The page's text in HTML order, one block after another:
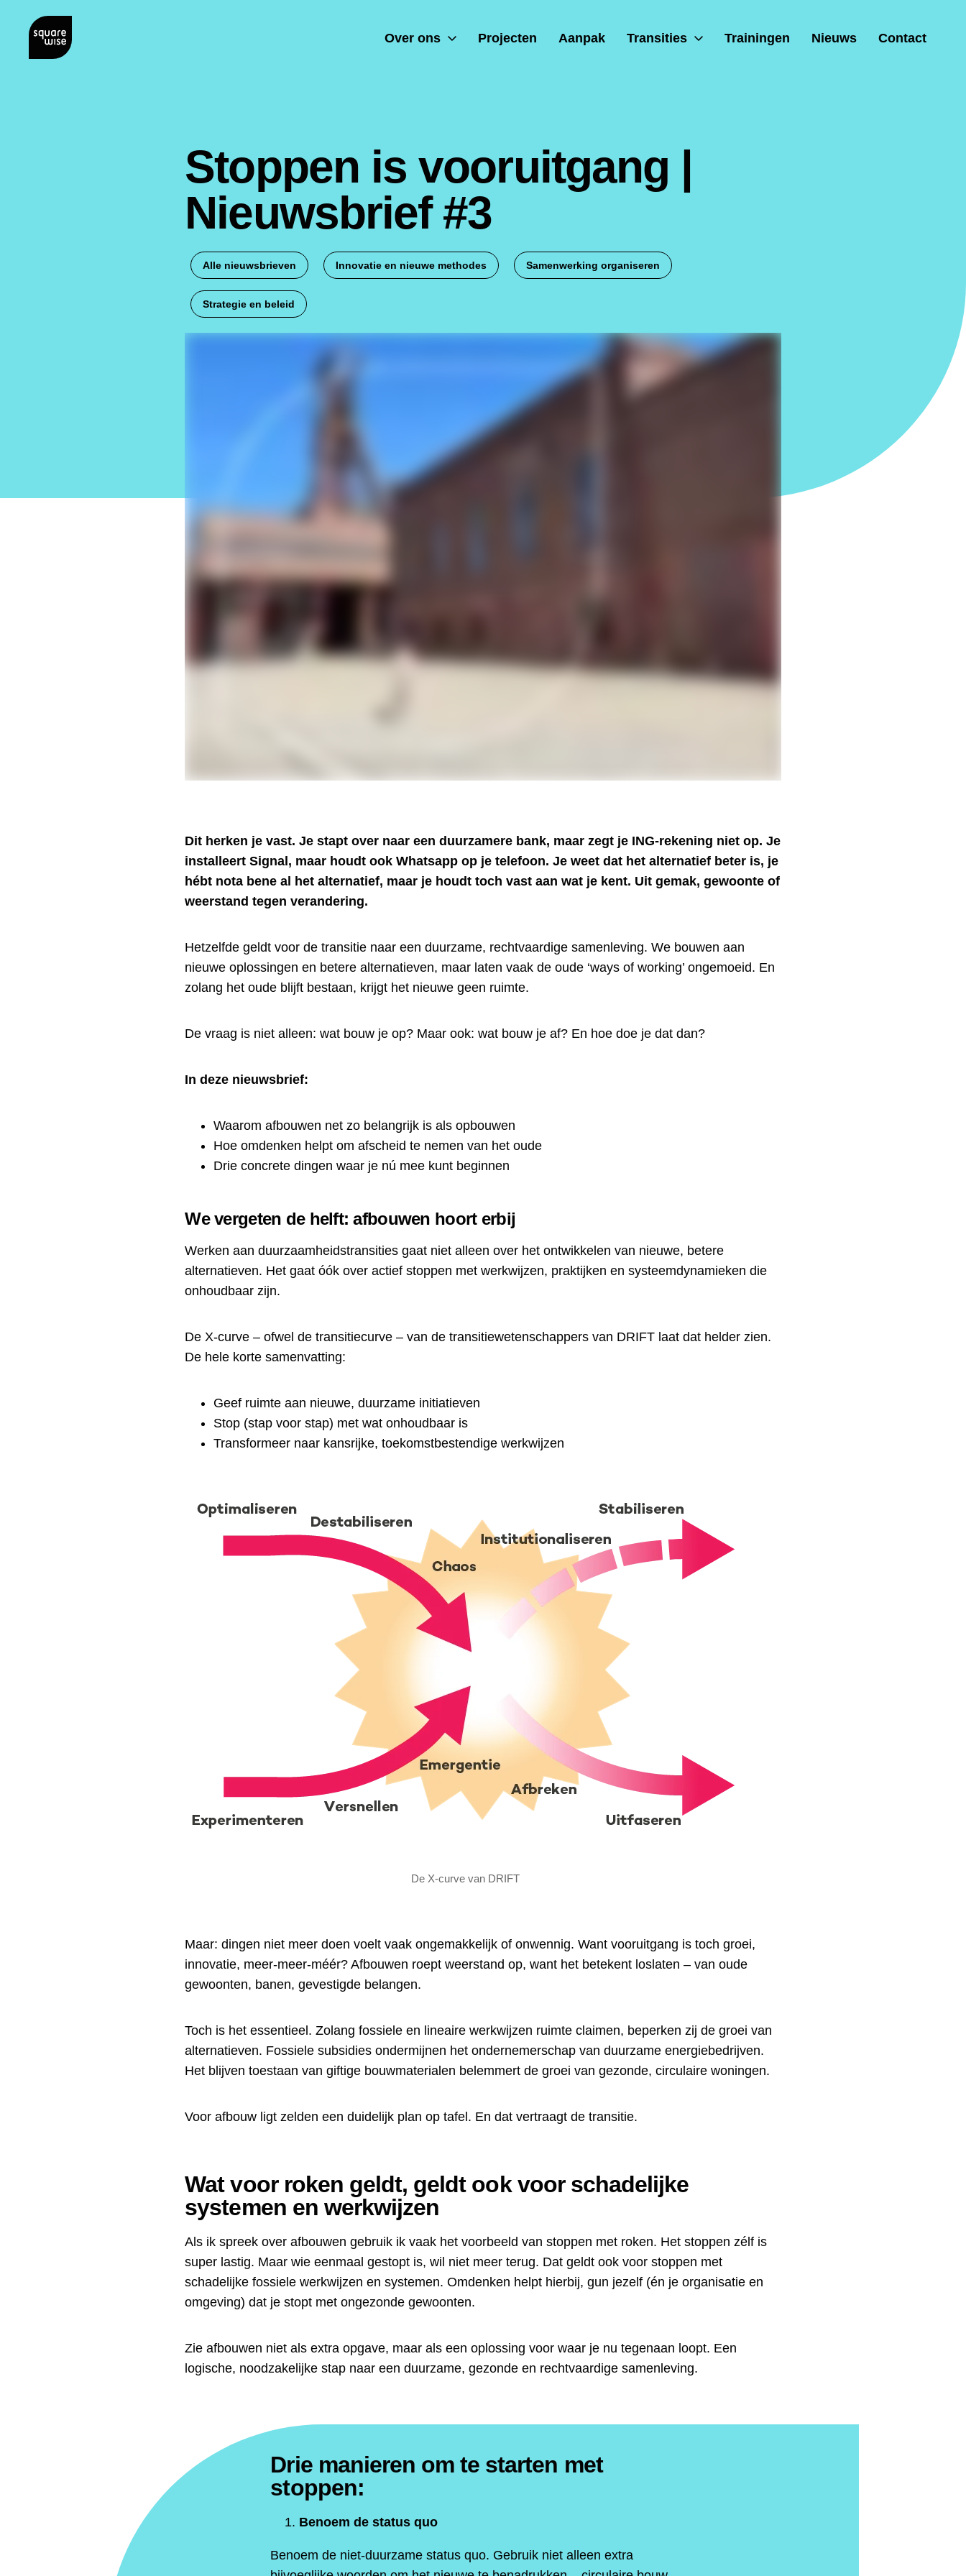
Over ons Projecten Aanpak Transities Trainingen Nieuws Contact
Stoppen is vooruitgang |
Nieuwsbrief #3
Alle nieuwsbrieven Innovatie en nieuwe methodes Samenwerking organiseren
Strategie en beleid
Dit herken je vast. Je stapt over naar een duurzamere bank, maar zegt je ING-rekening niet op. Je
installeert Signal, maar houdt ook Whatsapp op je telefoon. Je weet dat het alternatief beter is, je
hébt nota bene al het alternatief, maar je houdt toch vast aan wat je kent. Uit gemak, gewoonte of
weerstand tegen verandering.
Hetzelfde geldt voor de transitie naar een duurzame, rechtvaardige samenleving. We bouwen aan
nieuwe oplossingen en betere alternatieven, maar laten vaak de oude ‘ways of working’ ongemoeid. En
zolang het oude blijft bestaan, krijgt het nieuwe geen ruimte.
De vraag is niet alleen: wat bouw je op? Maar ook: wat bouw je af? En hoe doe je dat dan?
In deze nieuwsbrief:
Waarom afbouwen net zo belangrijk is als opbouwen
Hoe omdenken helpt om afscheid te nemen van het oude
Drie concrete dingen waar je nú mee kunt beginnen
We vergeten de helft: afbouwen hoort erbij
Werken aan duurzaamheidstransities gaat niet alleen over het ontwikkelen van nieuwe, betere
alternatieven. Het gaat óók over actief stoppen met werkwijzen, praktijken en systeemdynamieken die
onhoudbaar zijn.
De X-curve – ofwel de transitiecurve – van de transitiewetenschappers van DRIFT laat dat helder zien.
De hele korte samenvatting:
Geef ruimte aan nieuwe, duurzame initiatieven
Stop (stap voor stap) met wat onhoudbaar is
Transformeer naar kansrijke, toekomstbestendige werkwijzen
De X-curve van DRIFT
Maar: dingen niet meer doen voelt vaak ongemakkelijk of onwennig. Want vooruitgang is toch groei,
innovatie, meer-meer-méér? Afbouwen roept weerstand op, want het betekent loslaten – van oude
gewoonten, banen, gevestigde belangen.
Toch is het essentieel. Zolang fossiele en lineaire werkwijzen ruimte claimen, beperken zij de groei van
alternatieven. Fossiele subsidies ondermijnen het ondernemerschap van duurzame energiebedrijven.
Het blijven toestaan van giftige bouwmaterialen belemmert de groei van gezonde, circulaire woningen.
Voor afbouw ligt zelden een duidelijk plan op tafel. En dat vertraagt de transitie.
Wat voor roken geldt, geldt ook voor schadelijke
systemen en werkwijzen
Als ik spreek over afbouwen gebruik ik vaak het voorbeeld van stoppen met roken. Het stoppen zélf is
super lastig. Maar wie eenmaal gestopt is, wil niet meer terug. Dat geldt ook voor stoppen met
schadelijke fossiele werkwijzen en systemen. Omdenken helpt hierbij, gun jezelf (én je organisatie en
omgeving) dat je stopt met ongezonde gewoonten.
Zie afbouwen niet als extra opgave, maar als een oplossing voor waar je nu tegenaan loopt. Een
logische, noodzakelijke stap naar een duurzame, gezonde en rechtvaardige samenleving.
Drie manieren om te starten met
stoppen:
Benoem de status quo
Benoem de niet-duurzame status quo. Gebruik niet alleen extra